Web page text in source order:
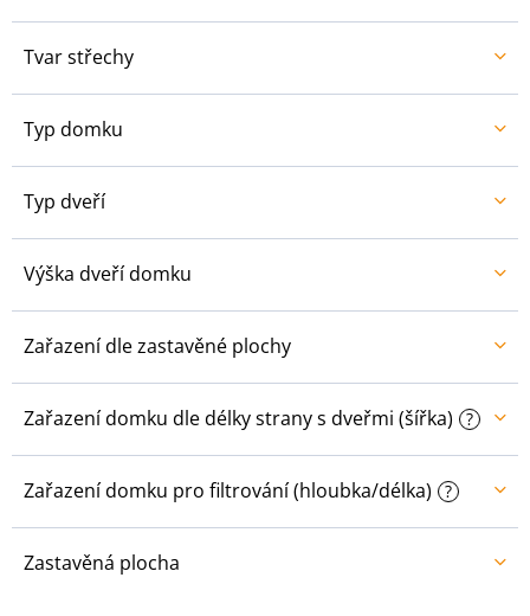
Tvar střechy
Typ domku
Typ dveří
Výška dveří domku
Zařazení dle zastavěné plochy
Zařazení domku dle délky strany s dveřmi (šířka) ?
Zařazení domku pro filtrování (hloubka/délka) ?
Zastavěná plocha